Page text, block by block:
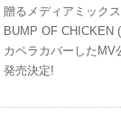
贈るメディアミック
BUMP OF CHICKEN
カペラカバーしたMV
発売決定!